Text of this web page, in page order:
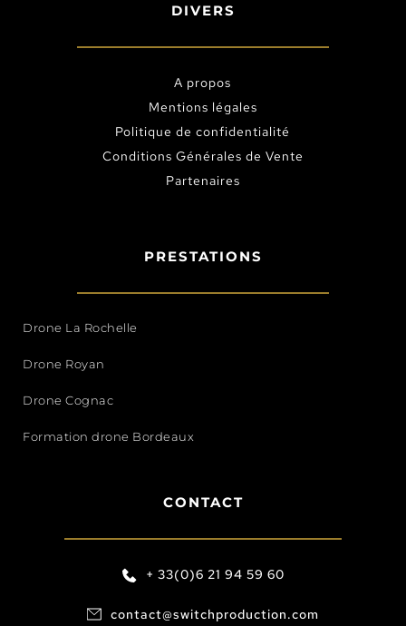
DIVERS
A propos
Mentions légales
Politique de confidentialité
Conditions Générales de Vente
Partenaires
PRESTATIONS
Drone La Rochelle
Drone Royan
Drone Cognac
Formation drone Bordeaux
CONTACT
+ 33(0)6 21 94 59 60
contact@switchproduction.com